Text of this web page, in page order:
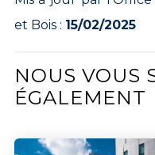
et Bois : 15/02/2025
NOUS VOUS
ÉGALEMENT